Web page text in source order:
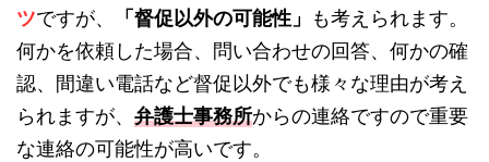
ツですが、 「督促以外の可能性」
も考えられます。
何かを依頼した場合、問い合わせの回答、何かの確
認、間違い電話など督促以外でも様々な理由が考え
られますが、 弁護士事務所からの連絡ですので重要
な連絡の可能性が高いです。